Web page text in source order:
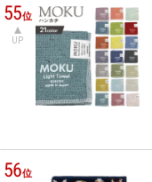
55位
UP
56位